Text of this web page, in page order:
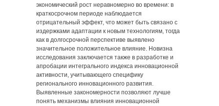
экономический рост неравномерно во времени: в
краткосрочном периоде наблюдается
отрицательный эффект, что может быть связано с
издержками адаптации к новым технологиям, тогда
как в долгосрочной перспективе выявлено
значительное положительное влияние. Новизна
исследования заключается также в разработке и
апробации интегрального индекса инновационной
активности, учитывающего специфику
регионального инновационного развития.
Выявленные закономерности позволяют лучше
понять механизмы влияния инновационной